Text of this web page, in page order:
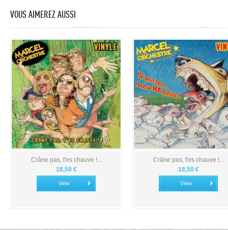
VOUS AIMEREZ AUSSI
Crâne pas, t'es chauve !...
18,50 €
View
Crâne pas, t'es chauve !...
18,50 €
View